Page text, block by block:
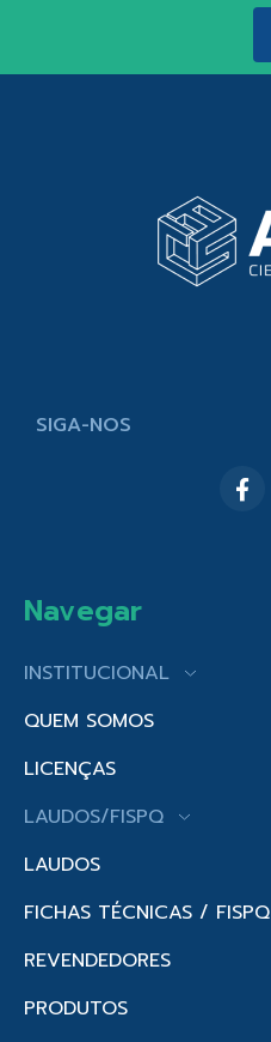
SIGA-NOS
Navegar
INSTITUCIONAL
QUEM SOMOS
LICENÇAS
LAUDOS/FISPQ
LAUDOS
FICHAS TÉCNICAS / FISPQ
REVENDEDORES
PRODUTOS